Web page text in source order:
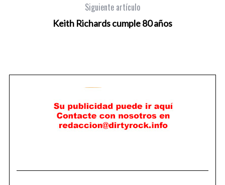
Siguiente artículo
Keith Richards cumple 80 años